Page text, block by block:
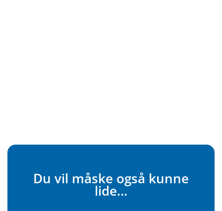
Du vil måske også kunne
lide...